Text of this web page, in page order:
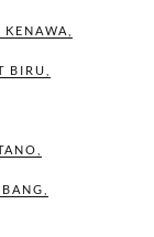
KENAWA
BIRU